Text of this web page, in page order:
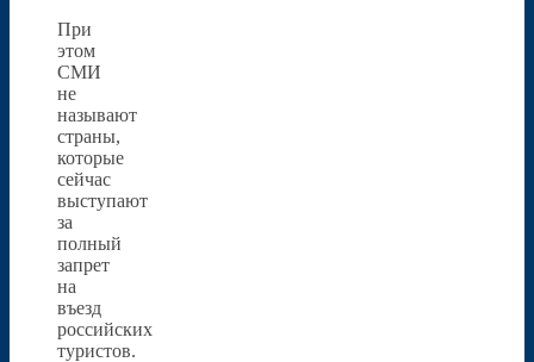
При
этом
СМИ
не
называют
страны,
которые
сейчас
выступают
за
полный
запрет
на
въезд
российских
туристов.